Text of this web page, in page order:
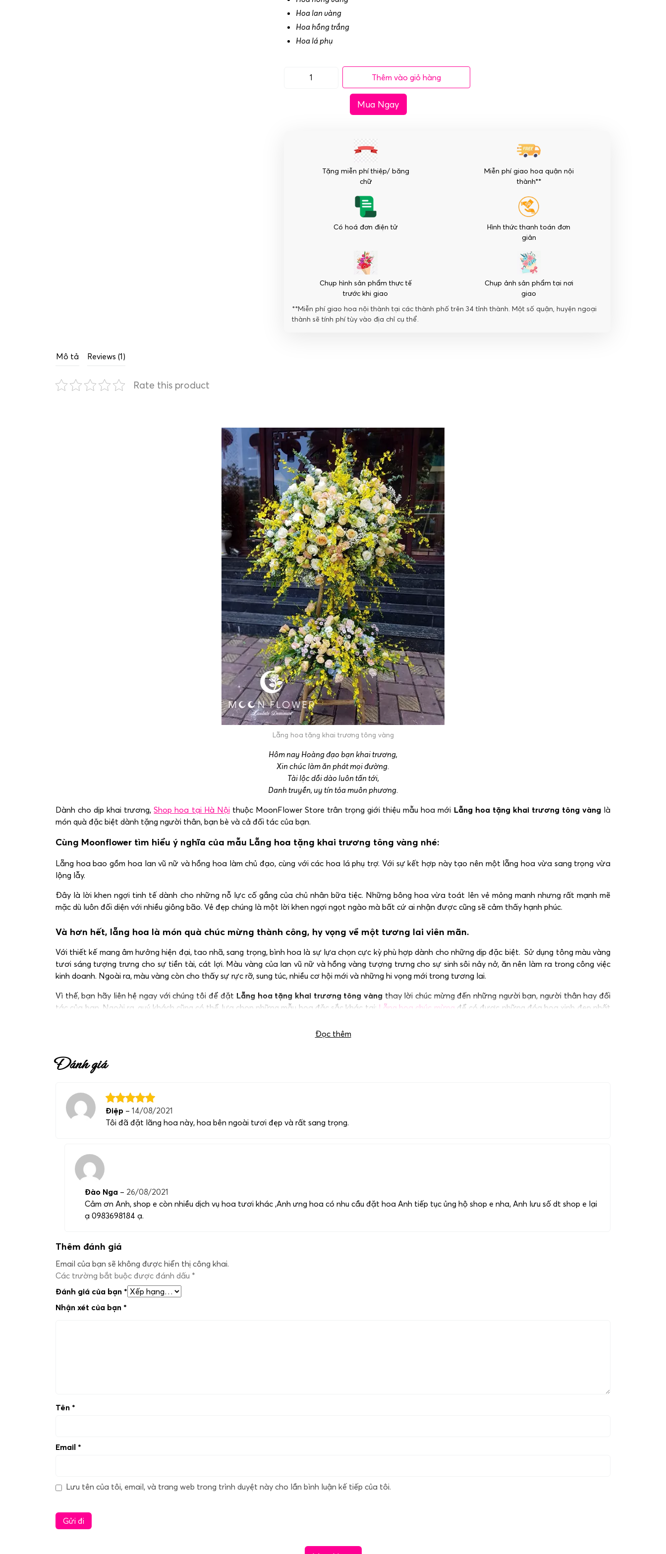
Hoa lan vàng
Hoa hồng trắng
Hoa lá phụ
Lẵng
lượng
Thêm vào giỏ hàng
Mua Ngay
Tặng miễn phí thiệp/ băng
chữ
Miễn phí giao hoa quận nội
thành**
Có hoá đơn điện tử
Hình thức thanh toán đơn
giản
Chụp hình sản phẩm thực tế
trước khi giao
Chụp ảnh sản phẩm tại nơi
giao
**Miễn phí giao hoa nội thành tại các thành phố trên 34 tỉnh thành. Một số quận, huyện ngoại
thành sẽ tính phí tùy vào địa chỉ cụ thể.
Mô tả Reviews (1)
Rate this product
Lẵng hoa tặng khai trương tông vàng
Hôm nay Hoàng đạo bạn khai trương,
Xin chúc làm ăn phát mọi đường.
Tài lộc dồi dào luôn tấn tới,
Danh truyền, uy tín tỏa muôn phương.
Dành cho dịp khai trương,Shop hoa tại Hà Nội thuộc MoonFlower Store trân trọng giới thiệu mẫu hoa mới Lẵng hoa tặng khai trương tông vàng là
món quà đặc biệt dành tặng người thân, bạn bè và cả đối tác của bạn.
Cùng Moonflower tìm hiểu ý nghĩa của mẫu Lẵng hoa tặng khai trương tông vàng nhé:
Lẵng hoa bao gồm hoa lan vũ nữ và hồng hoa làm chủ đạo, cùng với các hoa lá phụ trợ. Với sự kết hợp này tạo nên một lẵng hoa vừa sang trọng vừa
lộng lẫy.
Đây là lời khen ngợi tinh tế dành cho những nỗ lực cố gắng của chủ nhân bữa tiệc. Những bông hoa vừa toát lên vẻ mỏng manh nhưng rất mạnh mẽ
mặc dù luôn đối diện với nhiều giông bão. Vẻ đẹp chúng là một lời khen ngợi ngọt ngào mà bất cứ ai nhận được cũng sẽ cảm thấy hạnh phúc.
Và hơn hết, lẵng hoa là món quà chúc mừng thành công, hy vọng về một tương lai viên mãn.
Với thiết kế mang âm hưởng hiện đại, tao nhã, sang trọng, bình hoa là sự lựa chọn cực kỳ phù hợp dành cho những dịp đặc biệt. Sử dụng tông màu vàng
tươi sáng tượng trưng cho sự tiền tài, cát lợi. Màu vàng của lan vũ nữ và hồng vàng tượng trưng cho sự sinh sôi nảy nở, ăn nên làm ra trong công việc
kinh doanh. Ngoài ra, màu vàng còn cho thấy sự rực rỡ, sung túc, nhiều cơ hội mới và những hi vọng mới trong tương lai.
Vì thế, bạn hãy liên hệ ngay với chúng tôi để đặt Lẵng hoa tặng khai trương tông vàng thay lời chúc mừng đến những người bạn, người thân hay đối
tác của bạn. Ngoài ra, quý khách cũng có thể lựa chọn những mẫu hoa đặc sắc khác tại: Lẵng hoa chúc mừng để có được những đóa hoa xinh đẹp nhất
Đọc thêm
Đánh giá
Điệp – 14/08/2021
Tôi đã đặt lãng hoa này, hoa bên ngoài tươi đẹp và rất sang trọng.
Đào Nga – 26/08/2021
Cảm ơn Anh, shop e còn nhiều dịch vụ hoa tươi khác ,Anh ưng hoa có nhu cầu đặt hoa Anh tiếp tục ủng hộ shop e nha, Anh lưu số dt shop e lại
ạ 0983698184 ạ.
Thêm đánh giá
Email của bạn sẽ không được hiển thị công khai.
Các trường bắt buộc được đánh dấu *
Đánh giá của bạn *
Nhận xét của bạn *
Tên *
Email *
Lưu tên của tôi, email, và trang web trong trình duyệt này cho lần bình luận kế tiếp của tôi.